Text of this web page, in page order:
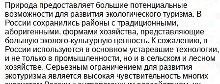
Природа предоставляет большие потенциальные
возможности для развития экологического туризма. В
России сохранились районы с традиционными,
аборигенными, формами хозяйства, представляющие
большую эколого-культурную ценность. К сожалению, в
России используются в основном устаревшие технологии,
и не только в промышленности, но и в сельском и лесном
хозяйстве. Серьезным ограничением для развития
экотуризма является высокая чувствительность многих